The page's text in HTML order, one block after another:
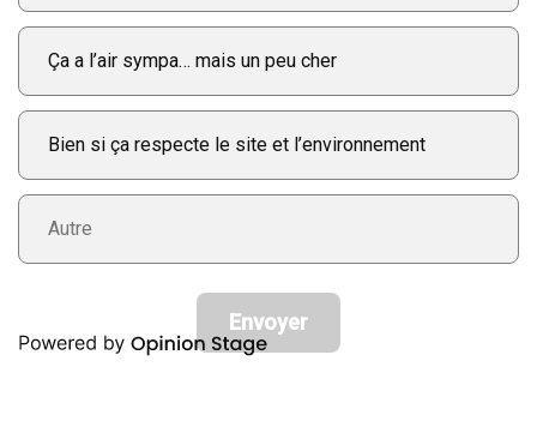
Ça a l’air sympa… mais un peu cher
Bien si ça respecte le site et l’environnement
Enter your own answer
Envoyer